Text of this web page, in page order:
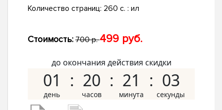
Количество страниц: 260 с. : ил
Стоимость: 700 р.499 руб.
до окончания действия скидки
01 20 21 02